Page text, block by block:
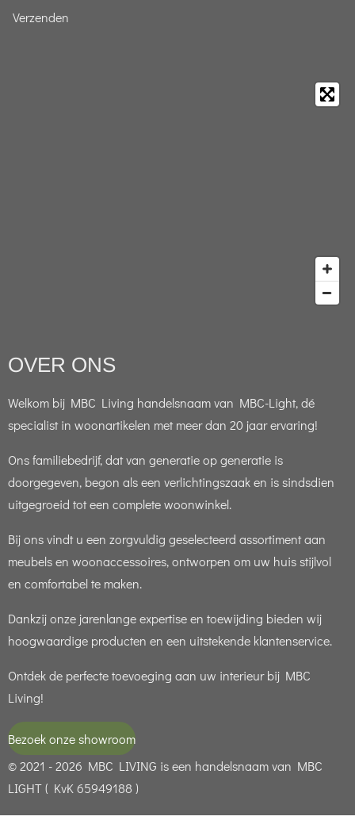
Verzenden
OVER ONS
Welkom bij MBC Living handelsnaam van MBC-Light, dé
specialist in woonartikelen met meer dan 20 jaar ervaring!
Ons familiebedrijf, dat van generatie op generatie is
doorgegeven, begon als een verlichtingszaak en is sindsdien
uitgegroeid tot een complete woonwinkel.
Bij ons vindt u een zorgvuldig geselecteerd assortiment aan
meubels en woonaccessoires, ontworpen om uw huis stijlvol
en comfortabel te maken.
Dankzij onze jarenlange expertise en toewijding bieden wij
hoogwaardige producten en een uitstekende klantenservice.
Ontdek de perfecte toevoeging aan uw interieur bij MBC
Living!
Bezoek onze showroom
© 2021 - 2026 MBC LIVING is een handelsnaam van MBC
LIGHT ( KvK 65949188 )